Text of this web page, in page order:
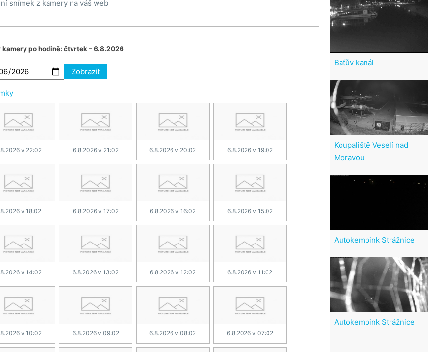
snímek z kamery na váš web
kamery po hodině: čtvrtek – 6.8.2026
Zobrazit
v 22:02 6.8.2026 v 21:02 6.8.2026 v 20:02 6.8.2026 v 19:02
v 18:02 6.8.2026 v 17:02 6.8.2026 v 16:02 6.8.2026 v 15:02
v 14:02 6.8.2026 v 13:02 6.8.2026 v 12:02 6.8.2026 v 11:02
v 10:02 6.8.2026 v 09:02 6.8.2026 v 08:02 6.8.2026 v 07:02
Baťův kanál
Koupaliště Veselí nad
Moravou
Autokempink Strážnice
Autokempink Strážnice